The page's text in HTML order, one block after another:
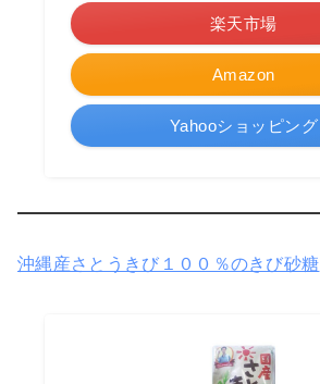
Amazon
楽天市場
Yahooショッピング
沖縄産さとうきび１００％のきび砂糖